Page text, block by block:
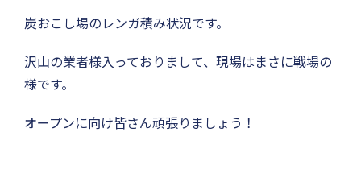
炭おこし場のレンガ積み状況です。
沢山の業者様入っておりまして、現場はまさに戦場の
様です。
オープンに向け皆さん頑張りましょう！